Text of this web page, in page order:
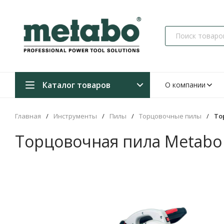
Каталог товаров О компании
Главная / Инструменты / Пилы / Торцовочные пилы /
Торцовочная пила Metabo